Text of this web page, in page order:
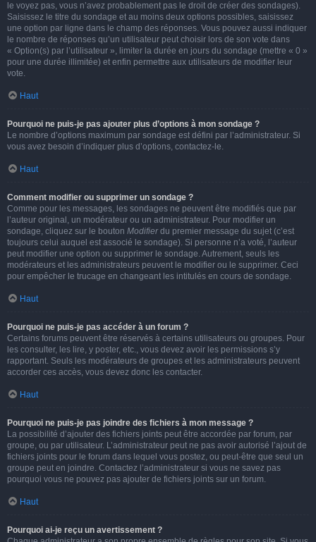
le voyez pas, vous n’avez probablement pas le droit de créer des sondages).
Saisissez le titre du sondage et au moins deux options possibles, saisissez
une option par ligne dans le champ des réponses. Vous pouvez aussi indiquer
le nombre de réponses qu’un utilisateur peut choisir lors de son vote dans
« Option(s) par l’utilisateur », limiter la durée en jours du sondage (mettre « 0 »
pour une durée illimitée) et enfin permettre aux utilisateurs de modifier leur
vote.
Haut
Pourquoi ne puis-je pas ajouter plus d’options à mon sondage ?
Le nombre d’options maximum par sondage est défini par l’administrateur. Si
vous avez besoin d’indiquer plus d’options, contactez-le.
Haut
Comment modifier ou supprimer un sondage ?
Comme pour les messages, les sondages ne peuvent être modifiés que par
l’auteur original, un modérateur ou un administrateur. Pour modifier un
sondage, cliquez sur le bouton Modifierdu premier message du sujet (c’est
toujours celui auquel est associé le sondage). Si personne n’a voté, l’auteur
peut modifier une option ou supprimer le sondage. Autrement, seuls les
modérateurs et les administrateurs peuvent le modifier ou le supprimer. Ceci
pour empêcher le trucage en changeant les intitulés en cours de sondage.
Haut
Pourquoi ne puis-je pas accéder à un forum ?
Certains forums peuvent être réservés à certains utilisateurs ou groupes. Pour
les consulter, les lire, y poster, etc., vous devez avoir les permissions s’y
rapportant. Seuls les modérateurs de groupes et les administrateurs peuvent
accorder ces accès, vous devez donc les contacter.
Haut
Pourquoi ne puis-je pas joindre des fichiers à mon message ?
La possibilité d’ajouter des fichiers joints peut être accordée par forum, par
groupe, ou par utilisateur. L’administrateur peut ne pas avoir autorisé l’ajout de
fichiers joints pour le forum dans lequel vous postez, ou peut-être que seul un
groupe peut en joindre. Contactez l’administrateur si vous ne savez pas
pourquoi vous ne pouvez pas ajouter de fichiers joints sur un forum.
Haut
Pourquoi ai-je reçu un avertissement ?